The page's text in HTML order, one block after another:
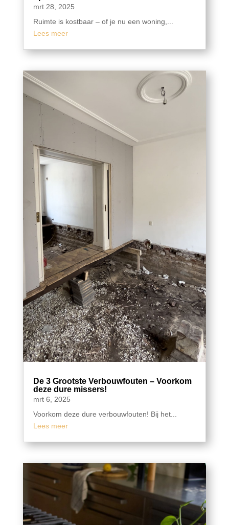
mrt 28, 2025
Ruimte is kostbaar – of je nu een woning,...
Lees meer
De 3 Grootste Verbouwfouten – Voorkom
deze dure missers!
mrt 6, 2025
Voorkom deze dure verbouwfouten! Bij het...
Lees meer